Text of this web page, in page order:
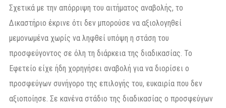
Σχετικά με την απόρριψη του αιτήματος αναβολής, το
Δικαστήριο έκρινε ότι δεν μπορούσε να αξιολογηθεί
μεμονωμένα χωρίς να ληφθεί υπόψη η στάση του
προσφεύγοντος σε όλη τη διάρκεια της διαδικασίας. Το
Εφετείο είχε ήδη χορηγήσει αναβολή για να διορίσει ο
προσφεύγων συνήγορο της επιλογής του, ευκαιρία που δεν
αξιοποίησε. Σε κανένα στάδιο της διαδικασίας ο προσφεύγων